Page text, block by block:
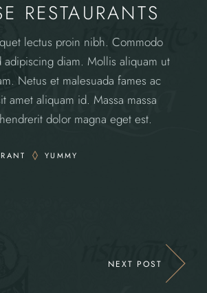
RESTAURANTS
lectus proin nibh. Commodo
adipiscing diam. Mollis aliquam ut
Netus et malesuada fames ac
amet aliquam id. Massa massa
dolor magna eget est.
YUMMY
NEXT POST